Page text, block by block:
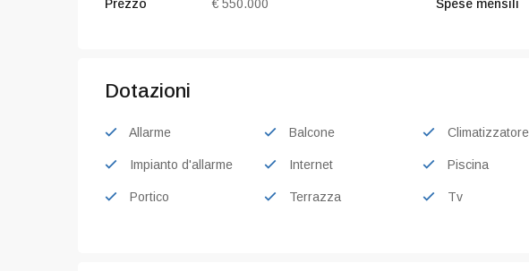
Prezzo € 550.000 Spese mensili
Dotazioni
Allarme Balcone Climatizzatore
Impianto d'allarme Internet Piscina
Portico Terrazza Tv